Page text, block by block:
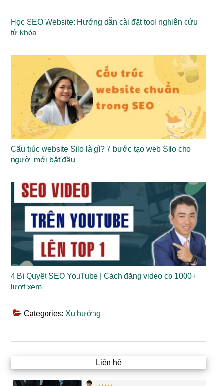
Học SEO Website: Hướng dẫn cài đặt tool nghiên cứu
từ khóa
Cấu trúc website Silo là gì? 7 bước tạo web Silo cho
người mới bắt đầu
4 Bí Quyết SEO YouTube | Cách đăng video có 1000+
lượt xem
Categories: Xu hướng
Liên hệ